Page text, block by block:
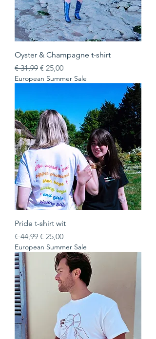
Oyster & Champagne t-shirt
Normale prijs
€ 31,99 Verkoopprijs
€ 25,00
European Summer Sale
Pride t-shirt wit
Normale prijs
€ 44,99 Verkoopprijs
€ 25,00
European Summer Sale